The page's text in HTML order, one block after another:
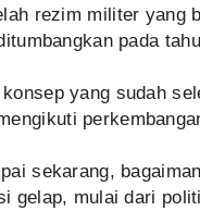
rezim militer yang
pada
yang sudah
sekarang,
gelap, mulai dari